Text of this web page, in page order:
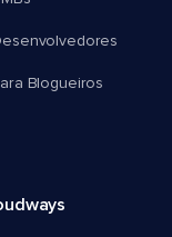
Blogueiros